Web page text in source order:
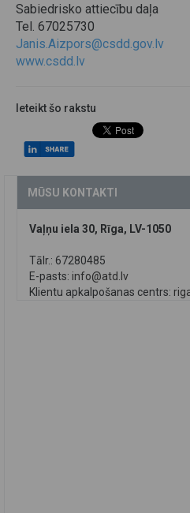
Sabiedrisko attiecību daļa
Tel. 67025730
Janis.Aizpors@csdd.gov.lv
www.csdd.lv
Ieteikt šo rakstu
MŪSU KONTAKTI
Vaļņu iela 30, Rīga, LV-1050
Tālr.: 67280485
E-pasts: info@atd.lv
Klientu apkalpošanas centrs: